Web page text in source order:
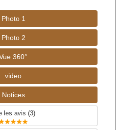
Photo 1
Photo 2
360°
video
Notices
les avis (3)